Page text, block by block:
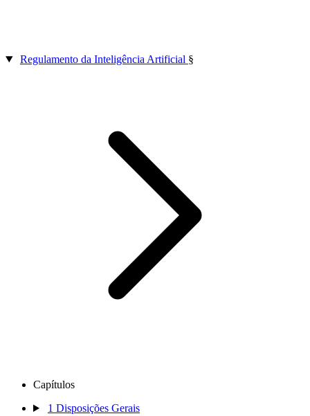
Regulamento da Inteligência Artificial §
Capítulos
1 Disposições Gerais